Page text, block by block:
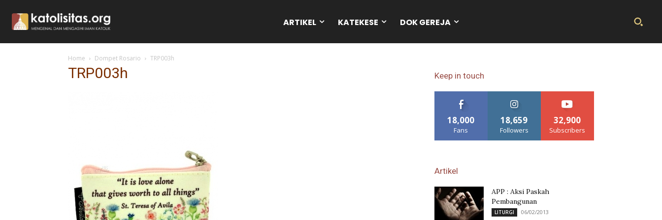
ARTIKEL KATEKESE DOK GEREJA
Home Dompet Rosario TRP003h
TRP003h Keep in touch
18,000
Fans
18,659
Followers
32,900
Subscribers
Artikel
APP : Aksi Paskah
Pembangunan
LITURGI 06/02/2013